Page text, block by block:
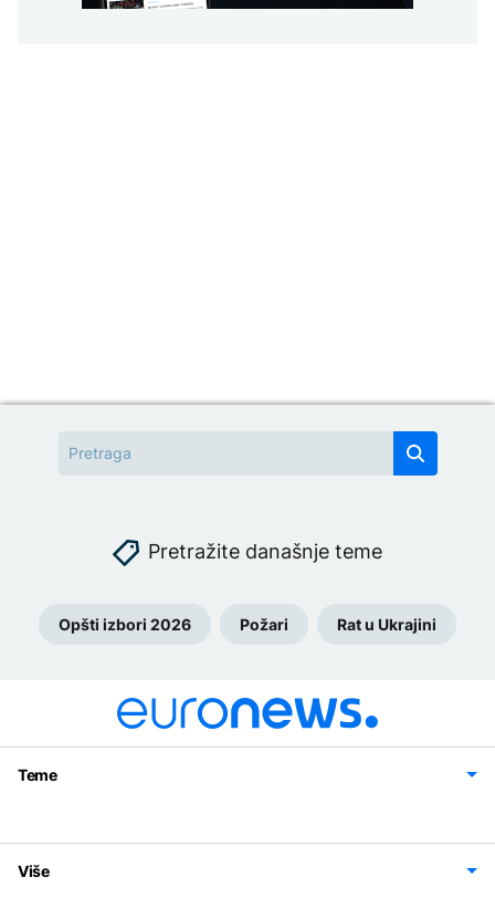
Pretražite današnje teme
Opšti izbori 2026 Požari Rat u Ukrajini
Teme
Svijet
Sport
Magazin
Više